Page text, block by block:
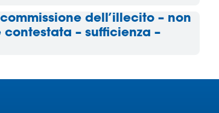
dell’illecito – non
– sufficienza –